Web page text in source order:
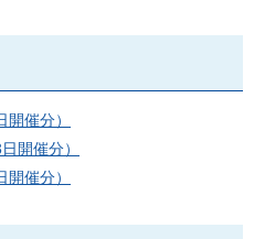
催分）
開催分）
催分）